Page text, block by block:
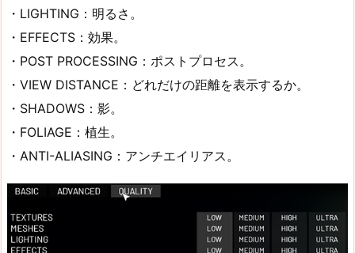
・LIGHTING：明るさ。
・EFFECTS：効果。
・POST PROCESSING：ポストプロセス。
・VIEW DISTANCE：どれだけの距離を表示するか。
・SHADOWS：影。
・FOLIAGE：植生。
・ANTI-ALIASING：アンチエイリアス。